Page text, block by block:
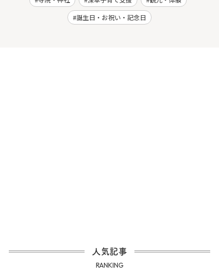
誕生日・お祝い・記念日
人気記事
RANKING